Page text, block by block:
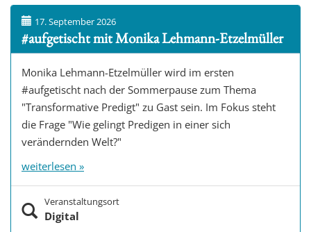
o
17. September 2026
#aufgetischt mit Monika Lehmann-Etzelmüller
Monika Lehmann-Etzelmüller wird im ersten
#aufgetischt nach der Sommerpause zum Thema
"Transformative Predigt" zu Gast sein. Im Fokus steht
die Frage "Wie gelingt Predigen in einer sich
verändernden Welt?"
weiterlesen »
Veranstaltungsort
Digital